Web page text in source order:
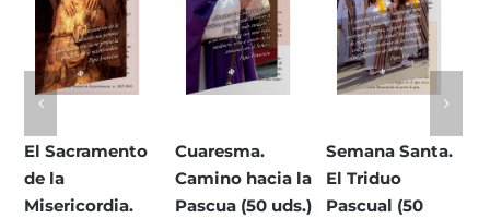
El Sacramento
de la
Misericordia.
Cuaresma.
Camino hacia la
Pascua (50 uds.)
Semana Santa.
El Triduo
Pascual (50